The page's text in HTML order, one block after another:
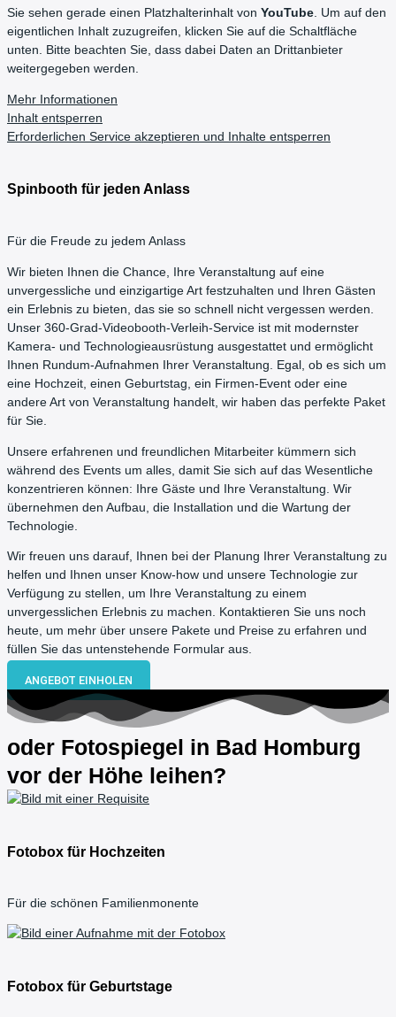
Sie sehen gerade einen Platzhalterinhalt von YouTube. Um auf den
eigentlichen Inhalt zuzugreifen, klicken Sie auf die Schaltfläche
unten. Bitte beachten Sie, dass dabei Daten an Drittanbieter
weitergegeben werden.
Mehr Informationen
Inhalt entsperren
Erforderlichen Service akzeptieren und Inhalte entsperren
Spinbooth für jeden Anlass
Für die Freude zu jedem Anlass
Wir bieten Ihnen die Chance, Ihre Veranstaltung auf eine
unvergessliche und einzigartige Art festzuhalten und Ihren Gästen
ein Erlebnis zu bieten, das sie so schnell nicht vergessen werden.
Unser 360-Grad-Videobooth-Verleih-Service ist mit modernster
Kamera- und Technologieausrüstung ausgestattet und ermöglicht
Ihnen Rundum-Aufnahmen Ihrer Veranstaltung. Egal, ob es sich um
eine Hochzeit, einen Geburtstag, ein Firmen-Event oder eine
andere Art von Veranstaltung handelt, wir haben das perfekte Paket
für Sie.
Unsere erfahrenen und freundlichen Mitarbeiter kümmern sich
während des Events um alles, damit Sie sich auf das Wesentliche
konzentrieren können: Ihre Gäste und Ihre Veranstaltung. Wir
übernehmen den Aufbau, die Installation und die Wartung der
Technologie.
Wir freuen uns darauf, Ihnen bei der Planung Ihrer Veranstaltung zu
helfen und Ihnen unser Know-how und unsere Technologie zur
Verfügung zu stellen, um Ihre Veranstaltung zu einem
unvergesslichen Erlebnis zu machen. Kontaktieren Sie uns noch
heute, um mehr über unsere Pakete und Preise zu erfahren und
füllen Sie das untenstehende Formular aus.
ANGEBOT EINHOLEN
oder Fotospiegel in Bad Homburg
vor der Höhe leihen?
Fotobox für Hochzeiten
Für die schönen Familienmonente
Fotobox für Geburtstage